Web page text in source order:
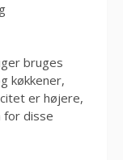
bruges
køkkener,
er højere,
for disse